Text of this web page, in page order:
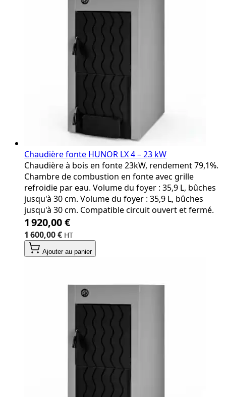
Chaudière fonte HUNOR LX 4 – 23 kW
Chaudière à bois en fonte 23kW, rendement 79,1%.
Chambre de combustion en fonte avec grille
refroidie par eau. Volume du foyer : 35,9 L, bûches
jusqu'à 30 cm. Volume du foyer : 35,9 L, bûches
jusqu'à 30 cm. Compatible circuit ouvert et fermé.
1 920,00 €
1 600,00 €
Ajouter au panier